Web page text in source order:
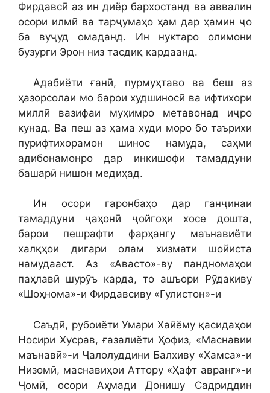
Фирдавсӣ аз ин диёр бархостанд ва аввалин
осори илмӣ ва тарҷумаҳо ҳам дар ҳамин ҷо
ба вуҷуд омаданд. Ин нуктаро олимони
бузурги Эрон низ тасдиқ кардаанд.
Адабиёти ғанӣ, пурмуҳтаво ва беш аз
ҳазорсолаи мо барои худшиносӣ ва ифтихори
миллӣ вазифаи муҳимро метавонад иҷро
кунад. Ва пеш аз ҳама худи моро бо таърихи
пурифтихорамон шинос намуда, саҳми
адибонамонро дар инкишофи тамаддуни
башарӣ нишон медиҳад.
Ин осори гаронбаҳо дар ганҷинаи
тамаддуни ҷаҳонӣ ҷойгоҳи хосе дошта,
барои пешрафти фарҳангу маънавиёти
халқҳои дигари олам хизмати шойиста
намудааст. Аз «Авасто»-ву пандномаҳои
паҳлавӣ шурӯъ карда, то ашъори Рӯдакиву
«Шоҳнома»-и Фирдавсиву «Гулистон»-и
Саъдӣ, рубоиёти Умари Хайёму қасидаҳои
Носири Хусрав, ғазалиёти Ҳофиз, «Маснавии
маънавӣ»-и Ҷалолуддини Балхиву «Хамса»-и
Низомӣ, маснавиҳои Аттору «Ҳафт авранг»-и
Ҷомӣ, осори Аҳмади Донишу Садриддин